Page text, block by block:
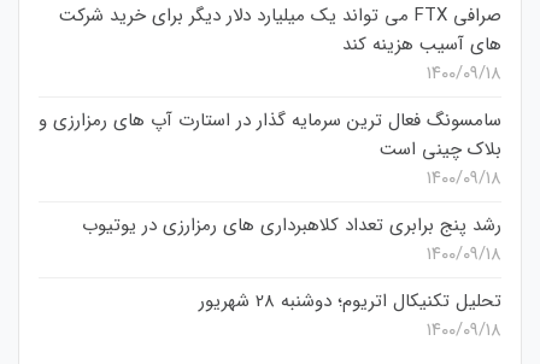
صرافی FTX می تواند یک میلیارد دلار دیگر برای خرید شرکت
های آسیب هزینه کند
۱۴۰۰/۰۹/۱۸
سامسونگ فعال‌ ترین سرمایه‌ گذار در استارت‌ آپ‌ های رمزارزی و
بلاک چینی است
۱۴۰۰/۰۹/۱۸
رشد پنج برابری تعداد کلاهبرداری های رمزارزی در یوتیوب
۱۴۰۰/۰۹/۱۸
تحلیل تکنیکال اتریوم؛ دوشنبه 28 شهریور
۱۴۰۰/۰۹/۱۸